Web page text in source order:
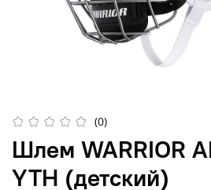
(0)
Шлем WARRIOR
YTH (детский)